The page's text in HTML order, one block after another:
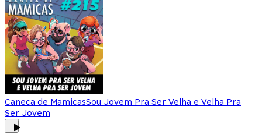
Caneca de MamicasSou Jovem Pra Ser Velha e Velha Pra
Ser Jovem